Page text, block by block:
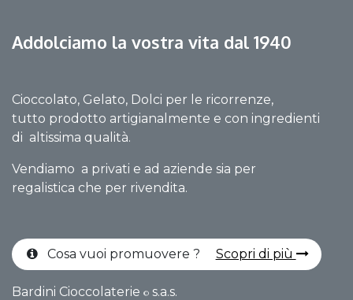
Addolciamo la vostra vita dal 1940
Cioccolato, Gelato, Dolci per le ricorrenze,
tutto prodotto artigianalmente e con ingredienti
di altissima qualità.
Vendiamo a privati e ad aziende sia per
regalistica che per rivendita.
Cosa vuoi promuovere ? Scopri di più
Bardini Cioccolaterie © s.a.s.